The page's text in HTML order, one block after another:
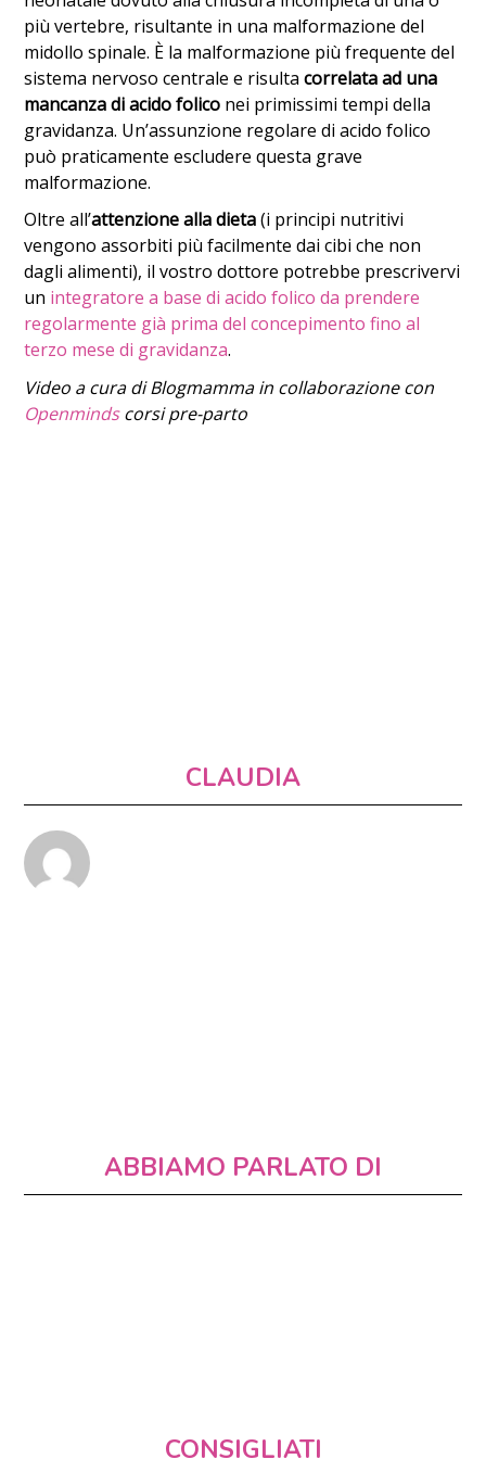
più vertebre, risultante in una malformazione del
midollo spinale. È la malformazione più frequente del
sistema nervoso centrale e risultacorrelata ad una
mancanza di acido folico nei primissimi tempi della
gravidanza. Un’assunzione regolare di acido folico
può praticamente escludere questa grave
malformazione.
Oltre all’attenzione alla dieta(i principi nutritivi
vengono assorbiti più facilmente dai cibi che non
dagli alimenti), il vostro dottore potrebbe prescrivervi
un integratore a base di acido folico da prendere
regolarmente già prima del concepimento fino al
terzo mese di gravidanza.
Video a cura di Blogmamma in collaborazione con
Openmindscorsi pre-parto
CLAUDIA
ABBIAMO PARLATO DI
CONSIGLIATI